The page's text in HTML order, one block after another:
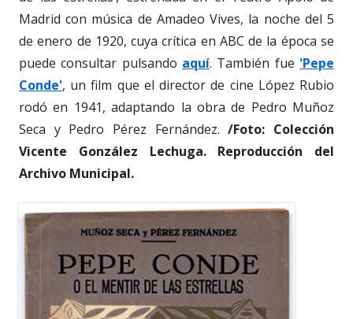
Madrid con música de Amadeo Vives, la noche del 5
de enero de 1920, cuya crítica en ABC de la época se
puede consultar pulsando aquí. También fue 'Pepe
Conde', un film que el director de cine López Rubio
rodó en 1941, adaptando la obra de Pedro Muñoz
Seca y Pedro Pérez Fernández./Foto: Colección
Vicente González Lechuga. Reproducción del
Archivo Municipal.